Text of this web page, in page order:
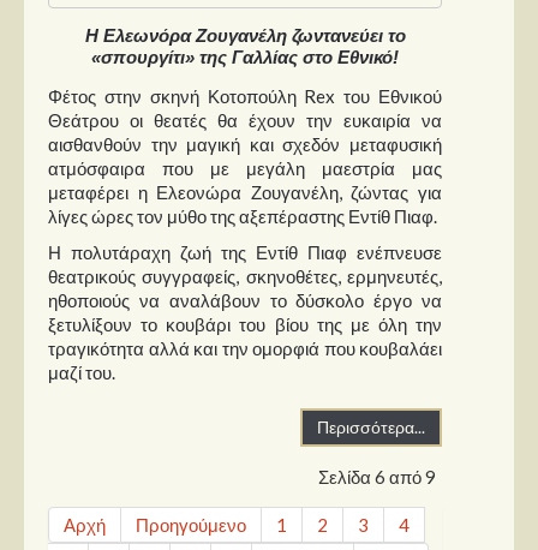
Η Ελεωνόρα Ζουγανέλη ζωντανεύει το
«σπουργίτι» της Γαλλίας στο Εθνικό!
Φέτος στην σκηνή Κοτοπούλη Rex του Εθνικού
Θεάτρου οι θεατές θα έχουν την ευκαιρία να
αισθανθούν την μαγική και σχεδόν μεταφυσική
ατμόσφαιρα που με μεγάλη μαεστρία μας
μεταφέρει η Ελεονώρα Ζουγανέλη, ζώντας για
λίγες ώρες τον μύθο της αξεπέραστης Εντίθ Πιαφ.
Η πολυτάραχη ζωή της Εντίθ Πιαφ ενέπνευσε
θεατρικούς συγγραφείς, σκηνοθέτες, ερμηνευτές,
ηθοποιούς να αναλάβουν το δύσκολο έργο να
ξετυλίξουν το κουβάρι του βίου της με όλη την
τραγικότητα αλλά και την ομορφιά που κουβαλάει
μαζί του.
Περισσότερα...
Σελίδα 6 από 9
Αρχή Προηγούμενο 1 2 3
4